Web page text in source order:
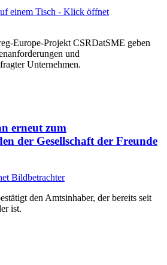
Europe-Projekt CSRDatSME geben
und
Unternehmen.
erneut zum
der Gesellschaft der Freunde
den Amtsinhaber, der bereits seit
ist.